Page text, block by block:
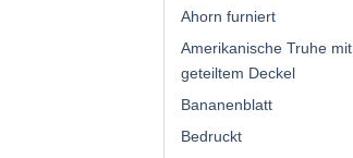
Ahorn furniert
Amerikanische Truhe mit
geteiltem Deckel
Bananenblatt
Bedruckt